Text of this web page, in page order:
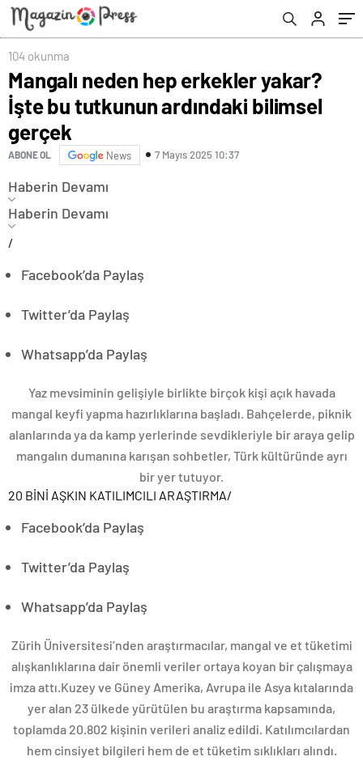
104 okunma
Mangalı neden hep erkekler yakar?
İşte bu tutkunun ardındaki bilimsel
gerçek
ABONE OL News 7 Mayıs 2025 10:37
Haberin Devamı
Haberin Devamı
/
Facebook’da Paylaş
Twitter’da Paylaş
Whatsapp’da Paylaş
Yaz mevsiminin gelişiyle birlikte birçok kişi açık havada
mangal keyfi yapma hazırlıklarına başladı. Bahçelerde, piknik
alanlarında ya da kamp yerlerinde sevdikleriyle bir araya gelip
mangalın dumanına karışan sohbetler, Türk kültüründe ayrı
bir yer tutuyor.
20 BİNİ AŞKIN KATILIMCILI ARAŞTIRMA/
Facebook’da Paylaş
Twitter’da Paylaş
Whatsapp’da Paylaş
Zürih Üniversitesi’nden araştırmacılar, mangal ve et tüketimi
alışkanlıklarına dair önemli veriler ortaya koyan bir çalışmaya
imza attı.Kuzey ve Güney Amerika, Avrupa ile Asya kıtalarında
yer alan 23 ülkede yürütülen bu araştırma kapsamında,
toplamda 20.802 kişinin verileri analiz edildi. Katılımcılardan
hem cinsiyet bilgileri hem de et tüketim sıklıkları alındı.